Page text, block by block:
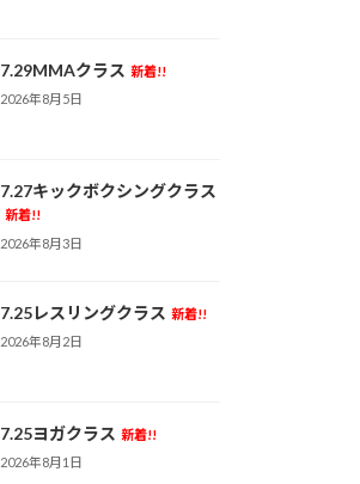
7.29MMAクラス 新着!!
2026年8月5日
7.27キックボクシングクラス
新着!!
2026年8月3日
7.25レスリングクラス 新着!!
2026年8月2日
7.25ヨガクラス 新着!!
2026年8月1日